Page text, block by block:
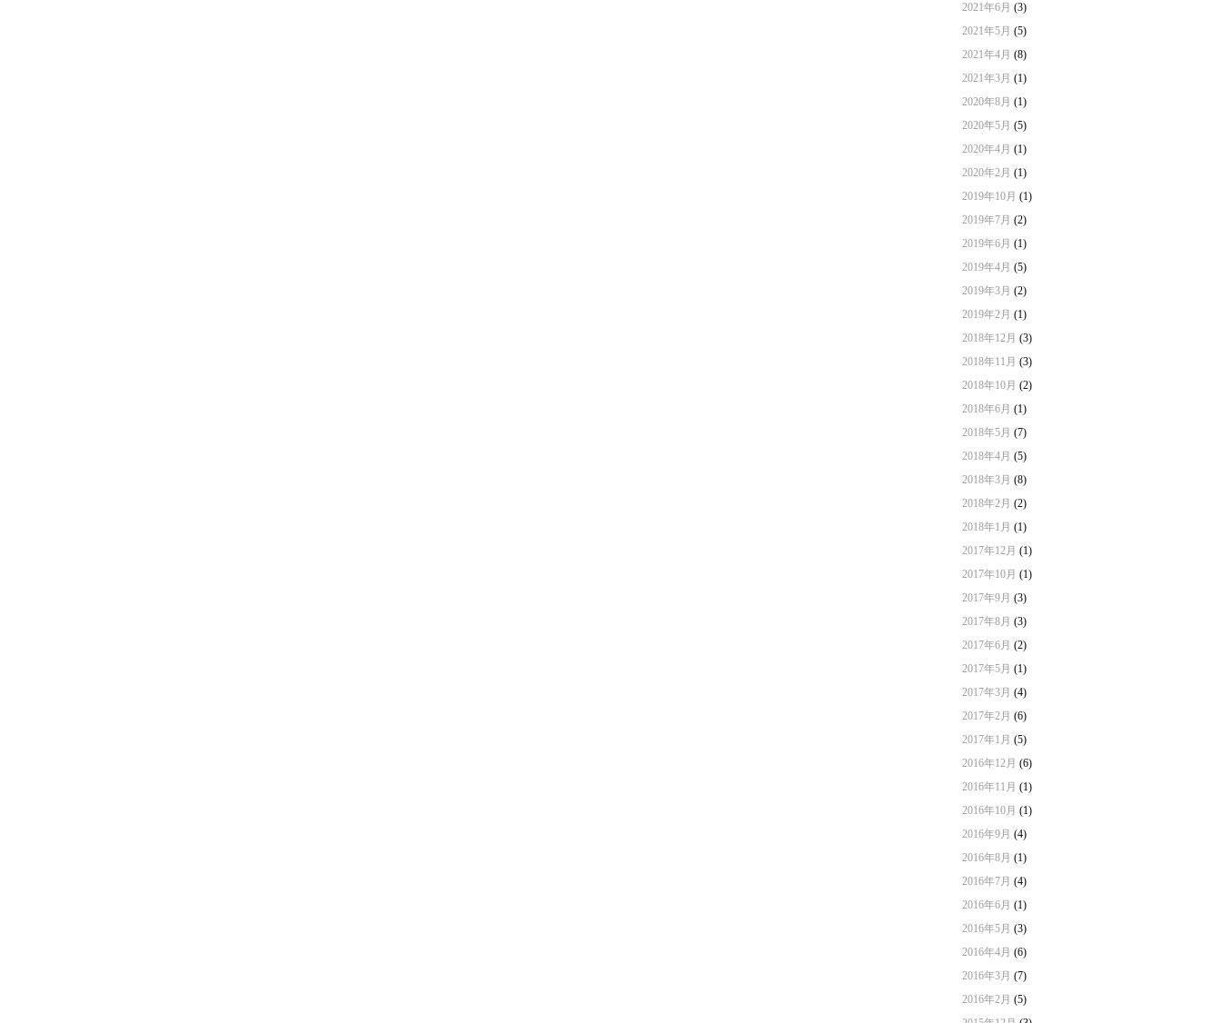
2021年6月 (3)
2021年5月 (5)
2021年4月 (8)
2021年3月 (1)
2020年8月 (1)
2020年5月 (5)
2020年4月 (1)
2020年2月 (1)
2019年10月 (1)
2019年7月 (2)
2019年6月 (1)
2019年4月 (5)
2019年3月 (2)
2019年2月 (1)
2018年12月 (3)
2018年11月 (3)
2018年10月 (2)
2018年6月 (1)
2018年5月 (7)
2018年4月 (5)
2018年3月 (8)
2018年2月 (2)
2018年1月 (1)
2017年12月 (1)
2017年10月 (1)
2017年9月 (3)
2017年8月 (3)
2017年6月 (2)
2017年5月 (1)
2017年3月 (4)
2017年2月 (6)
2017年1月 (5)
2016年12月 (6)
2016年11月 (1)
2016年10月 (1)
2016年9月 (4)
2016年8月 (1)
2016年7月 (4)
2016年6月 (1)
2016年5月 (3)
2016年4月 (6)
2016年3月 (7)
2016年2月 (5)